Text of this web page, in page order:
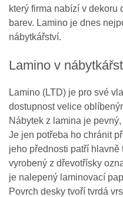
který firma nabízí v dekoru
barev. Lamino je dnes
nábytkářství.
Lamino v
Lamino (LTD) je pro své
dostupnost velice
Nábytek z lamina je
Je jen potřeba ho chránit
jeho přednosti patří
vyrobený z dřevotřísky
je nalepený laminovací
Povrch desky tvoří tvrdá